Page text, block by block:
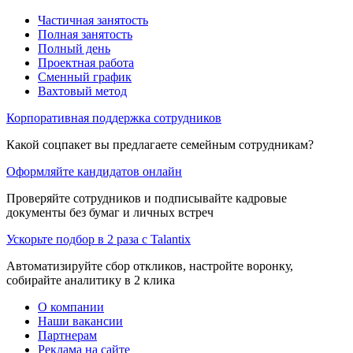
Частичная занятость
Полная занятость
Полный день
Проектная работа
Сменный график
Вахтовый метод
Корпоративная поддержка сотрудников
Какой соцпакет вы предлагаете семейным сотрудникам?
Оформляйте кандидатов онлайн
Проверяйте сотрудников и подписывайте кадровые
документы без бумаг и личных встреч
Ускорьте подбор в 2 раза с Talantix
Автоматизируйте сбор откликов, настройте воронку,
собирайте аналитику в 2 клика
О компании
Наши вакансии
Партнерам
Реклама на сайте